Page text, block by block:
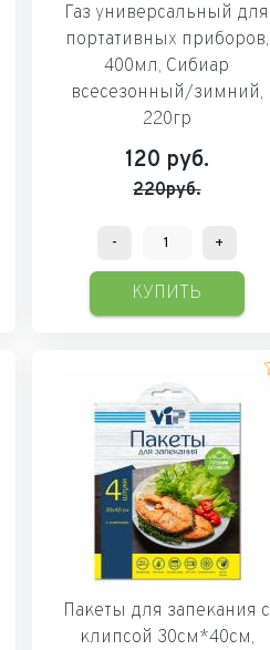
Газ универсальный для
портативных приборов,
400мл, Сибиар
всесезонный/зимний,
220гр
120 руб.
220руб.
- +
КУПИТЬ
Пакеты для запекания с
клипсой 30см*40см,